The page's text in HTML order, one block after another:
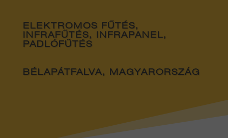
ELEKTROMOS FŰTÉS,
INFRAFŰTÉS, INFRAPANEL,
PADLÓFŰTÉS
BÉLAPÁTFALVA, MAGYARORSZÁG